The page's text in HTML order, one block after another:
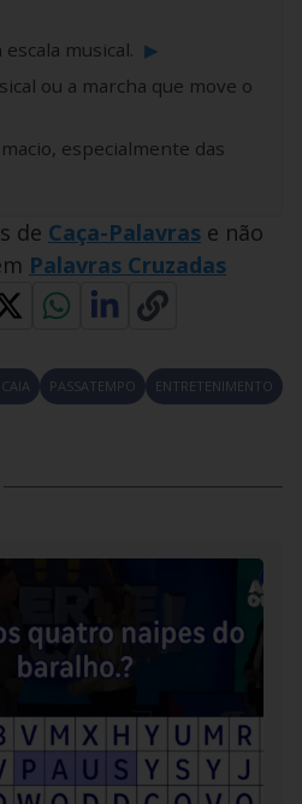
musical. ▶
ou a marcha que move o
especialmente das
de Caça-Palavras e não
Palavras Cruzadas
PASSATEMPO ENTRETENIMENTO